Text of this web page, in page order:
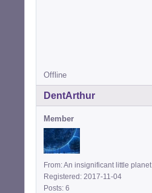
Offline
DentArthur
Member
From: An insignificant little planet
Registered: 2017-11-04
Posts: 6